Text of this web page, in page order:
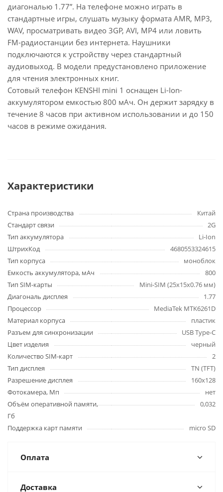
диагональю 1.77”. На телефоне можно играть в
стандартные игры, слушать музыку формата AMR, MP3,
WAV, просматривать видео 3GP, AVI, MP4 или ловить
FM-радиостанции без интернета. Наушники
подключаются к устройству через стандартный
аудиовыход. В модели предустановлено приложение
для чтения электронных книг.
Сотовый телефон KENSHI mini 1 оснащен Li-Ion-
аккумулятором емкостью 800 мАч. Он держит зарядку в
течение 8 часов при активном использовании и до 150
часов в режиме ожидания.
Характеристики
Страна производства
Китай
Стандарт связи
2G
Тип аккумулятора
Li-Ion
ШтрихКод
4680553324615
Тип корпуса
моноблок
Емкость аккумулятора, мАч
800
Тип SIM-карты
Mini-SIM (25x15x0.76 мм)
Диагональ дисплея
1.77
Процессор
MediaTek MTK6261D
Материал корпуса
пластик
Разъем для синхронизации
USB Type-C
Цвет изделия
черный
Количество SIM-карт
2
Тип дисплея
TN (TFT)
Разрешение дисплея
160x128
Фотокамера, Мп
нет
Объём оперативной памяти,
Гб
0,032
Поддержка карт памяти micro SD
Оплата
Доставка